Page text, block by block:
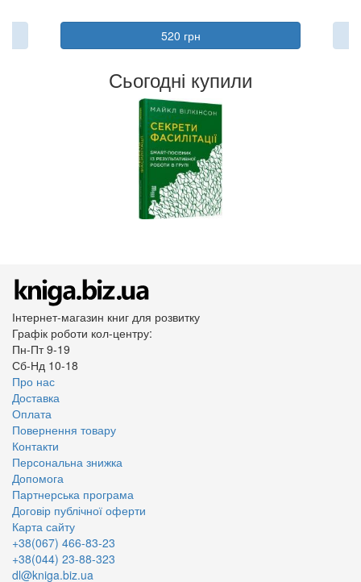
520 грн
Сьогодні купили
Інтернет-магазин книг для розвитку
Графік роботи кол-центру:
Пн-Пт 9-19
Сб-Нд 10-18
Про нас
Доставка
Оплата
Повернення товару
Контакти
Персональна знижка
Допомога
Партнерська програма
Договір публічної оферти
Карта сайту
+38(067) 466-83-23
+38(044) 23-88-323
dl@kniga.biz.ua